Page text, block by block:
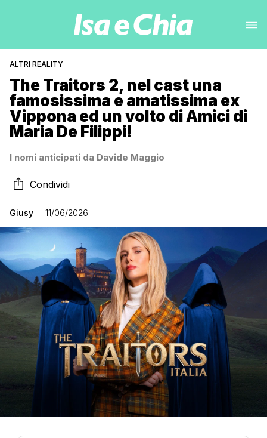
ALTRI REALITY
The Traitors 2, nel cast una
famosissima e amatissima ex
Vippona ed un volto di Amici di
Maria De Filippi!
I nomi anticipati da Davide Maggio
Condividi
Giusy 11/06/2026